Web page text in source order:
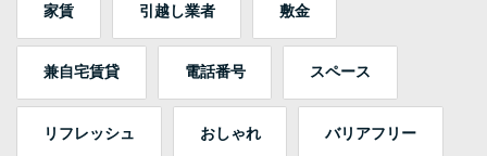
家賃 引越し業者 敷金
兼自宅賃貸 電話番号 スペース
リフレッシュ おしゃれ バリアフリー